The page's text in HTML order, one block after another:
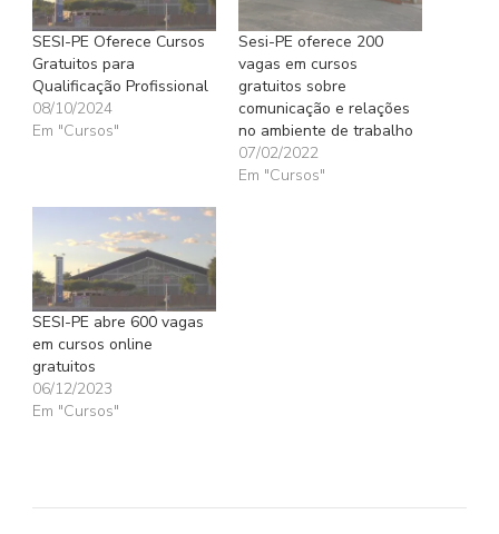
SESI-PE Oferece Cursos
Gratuitos para
Qualificação Profissional
08/10/2024
Em "Cursos"
Sesi-PE oferece 200
vagas em cursos
gratuitos sobre
comunicação e relações
no ambiente de trabalho
07/02/2022
Em "Cursos"
SESI-PE abre 600 vagas
em cursos online
gratuitos
06/12/2023
Em "Cursos"